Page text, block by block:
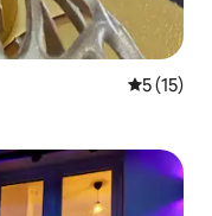
5 (15)